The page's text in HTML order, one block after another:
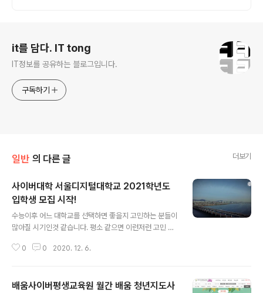
it를 담다. IT tong
IT정보를 공유하는 블로그입니다.
구독하기
일반 의 다른 글 더보기
사이버대학 서울디지털대학교 2021학년도
입학생 모집 시작!
수능이후 어느 대학교를 선택하면 좋을지 고민하는 분들이
많아질 시기인것 같습니다. 평소 같으면 이런저런 고민 없
지금 언택트 사회에 발 맞춘 선택이 그 어느때 보다 중요한
대로 받을 수 있을까 하는 의문이 들기도 합니다. 제대로된
0 0 2020. 12. 6.
배움사이버평생교육원 월간 배움 청년지도사